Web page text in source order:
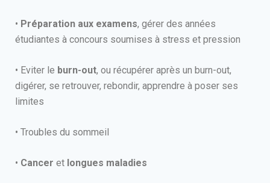
• Préparation aux examens, gérer des années
étudiantes à concours soumises à stress et pression
• Eviter le burn-out, ou récupérer après un burn-out,
digérer, se retrouver, rebondir, apprendre à poser ses
limites
• Troubles du sommeil
• Cancer et longues maladies